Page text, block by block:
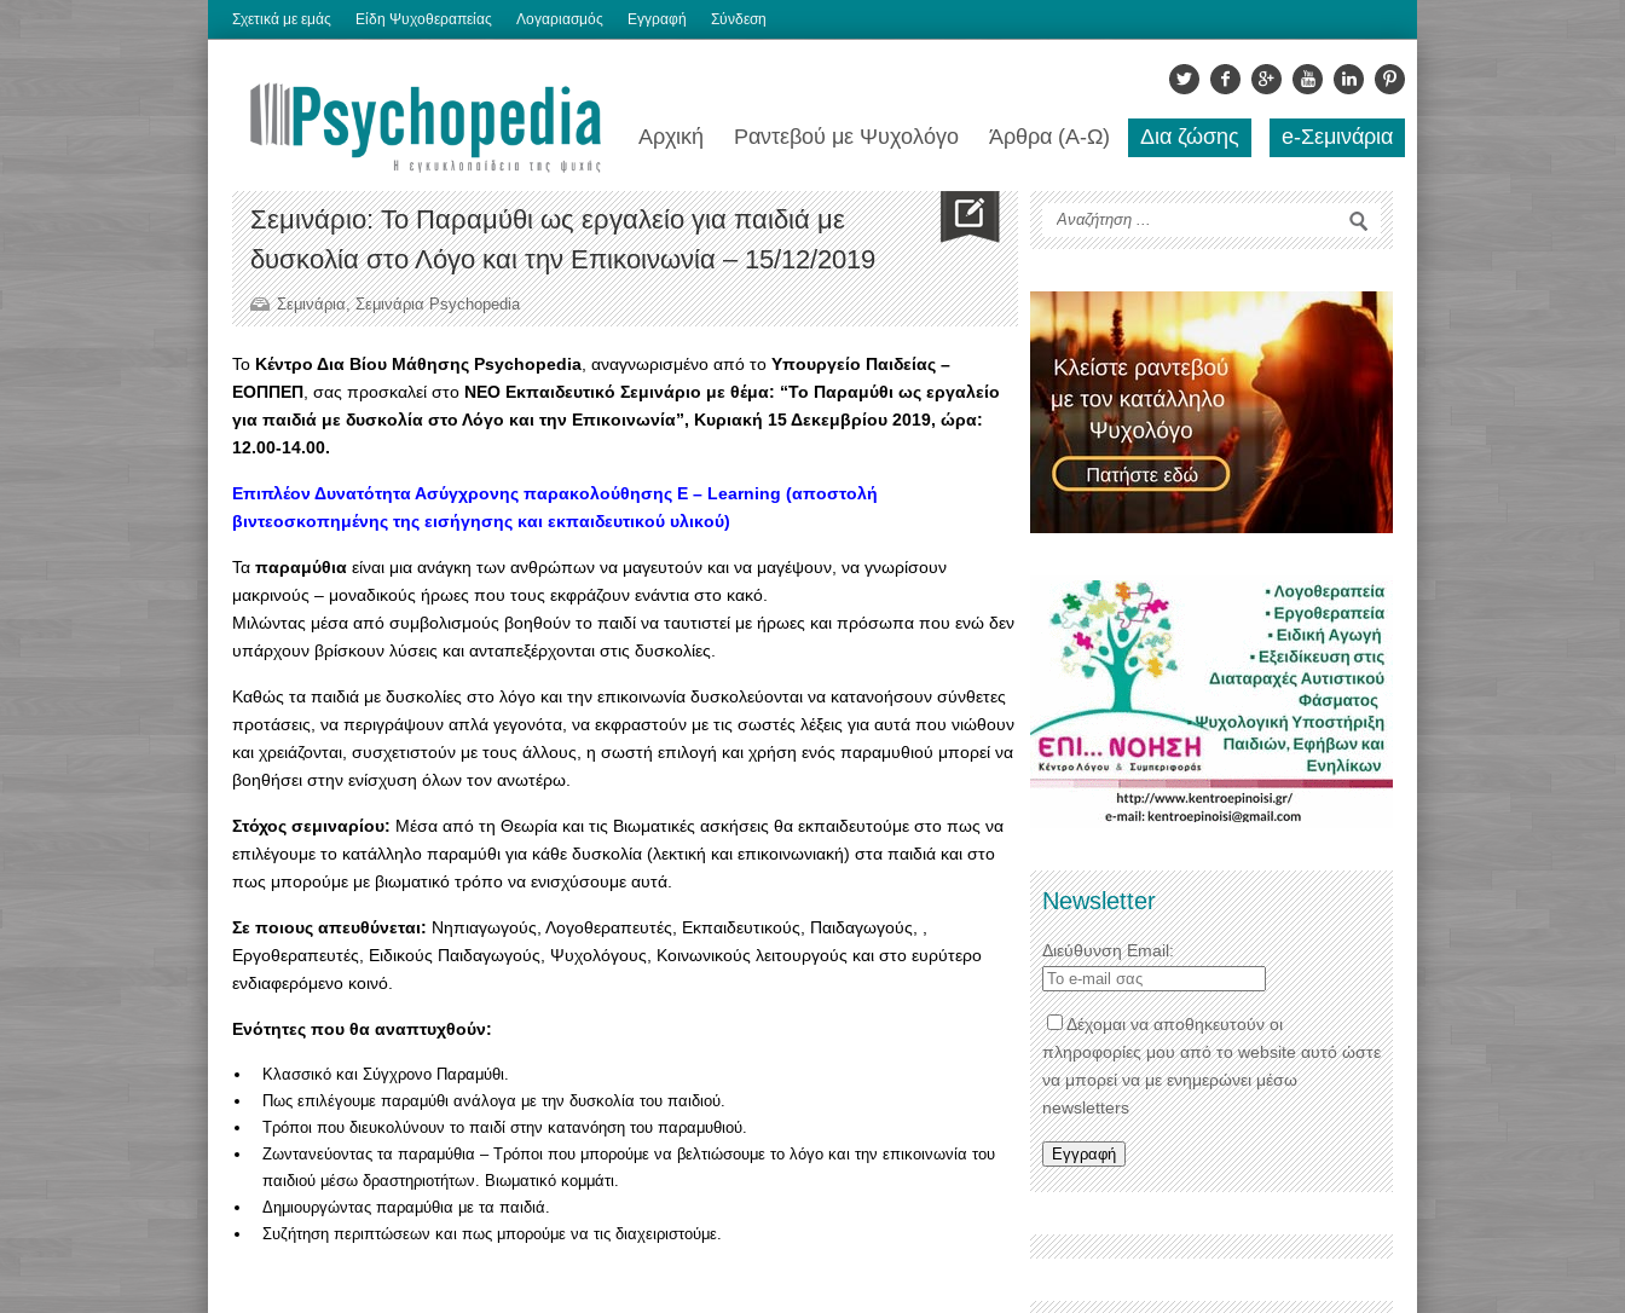
Σχετικά με εμάς Είδη Ψυχοθεραπείας Λογαριασμός Εγγραφή Σύνδεση
Αρχική Ραντεβού με Ψυχολόγο Άρθρα (Α-Ω) Δια ζώσης e-Σεμινάρια
Σεμινάριο: Το Παραμύθι ως εργαλείο για παιδιά με
δυσκολία στο Λόγο και την Επικοινωνία – 15/12/2019
Σεμινάρια,Σεμινάρια Psychopedia
To Κέντρο Δια Βίου Μάθησης Psychopedia , αναγνωρισμένο από το Υπουργείο Παιδείας –
ΕΟΠΠΕΠ , σας προσκαλεί στο ΝΕΟ Εκπαιδευτικό Σεμινάριο με θέμα: “Το Παραμύθι ως εργαλείο
για παιδιά με δυσκολία στο Λόγο και την Επικοινωνία”, Kυριακή 15 Δεκεμβρίου 2019, ώρα:
12.00-14.00.
Επιπλέον Δυνατότητα Ασύγχρονης παρακολούθησης Ε – Learning (αποστολή
βιντεοσκοπημένης της εισήγησης και εκπαιδευτικού υλικού)
Τα παραμύθια είναι μια ανάγκη των ανθρώπων να μαγευτούν και να μαγέψουν, να γνωρίσουν
μακρινούς – μοναδικούς ήρωες που τους εκφράζουν ενάντια στο κακό.
Μιλώντας μέσα από συμβολισμούς βοηθούν το παιδί να ταυτιστεί με ήρωες και πρόσωπα που ενώ δεν
υπάρχουν βρίσκουν λύσεις και ανταπεξέρχονται στις δυσκολίες.
Καθώς τα παιδιά με δυσκολίες στο λόγο και την επικοινωνία δυσκολεύονται να κατανοήσουν σύνθετες
προτάσεις, να περιγράψουν απλά γεγονότα, να εκφραστούν με τις σωστές λέξεις για αυτά που νιώθουν
και χρειάζονται, συσχετιστούν με τους άλλους, η σωστή επιλογή και χρήση ενός παραμυθιού μπορεί να
βοηθήσει στην ενίσχυση όλων τον ανωτέρω.
Στόχος σεμιναρίου: Μέσα από τη Θεωρία και τις Βιωματικές ασκήσεις θα εκπαιδευτούμε στο πως να
επιλέγουμε το κατάλληλο παραμύθι για κάθε δυσκολία (λεκτική και επικοινωνιακή) στα παιδιά και στο
πως μπορούμε με βιωματικό τρόπο να ενισχύσουμε αυτά.
Σε ποιους απευθύνεται: Νηπιαγωγούς, Λογοθεραπευτές, Εκπαιδευτικούς, Παιδαγωγούς, ,
Εργοθεραπευτές, Ειδικούς Παιδαγωγούς, Ψυχολόγους, Κοινωνικούς λειτουργούς και στο ευρύτερο
ενδιαφερόμενο κοινό.
Ενότητες που θα αναπτυχθούν:
Κλασσικό και Σύγχρονο Παραμύθι.
Πως επιλέγουμε παραμύθι ανάλογα με την δυσκολία του παιδιού.
Τρόποι που διευκολύνουν το παιδί στην κατανόηση του παραμυθιού.
Ζωντανεύοντας τα παραμύθια – Τρόποι που μπορούμε να βελτιώσουμε το λόγο και την επικοινωνία του
παιδιού μέσω δραστηριοτήτων. Βιωματικό κομμάτι.
Δημιουργώντας παραμύθια με τα παιδιά.
Συζήτηση περιπτώσεων και πως μπορούμε να τις διαχειριστούμε.
Newsletter
Διεύθυνση Email:
Δέχομαι να αποθηκευτούν οι
πληροφορίες μου από το website αυτό ώστε
να μπορεί να με ενημερώνει μέσω
newsletters